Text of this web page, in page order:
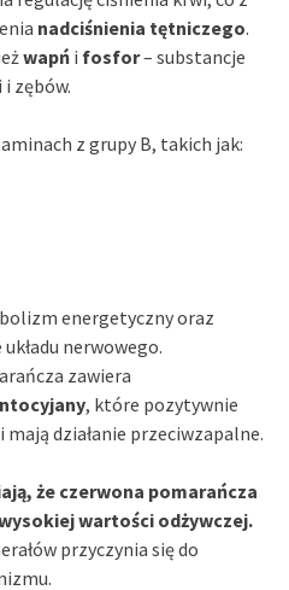
nadciśnienia tętniczego.
wapń i fosfor– substancje
zębów.
z grupy B, takich jak:
energetyczny oraz
nerwowego.
zawiera
, które pozytywnie
mają działanie przeciwzapalne.
że czerwona pomarańcza
wartości odżywczej.
przyczynia się do